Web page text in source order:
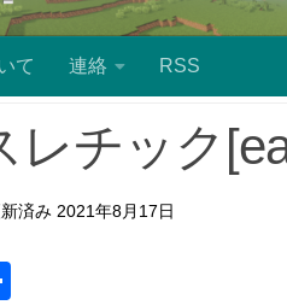
て 連絡 RSS
レチック
新済み 2021年8月17日